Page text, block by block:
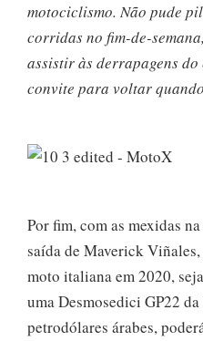
motociclismo. Não pude
corridas no fim-de-
assistir às derrapagens
convite para voltar
Por fim, com as mexidas
saída de Maverick
moto italiana em 2020,
uma Desmosedici GP22
petrodólares árabes,